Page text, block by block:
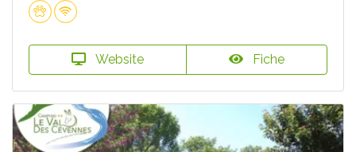
Website Fiche